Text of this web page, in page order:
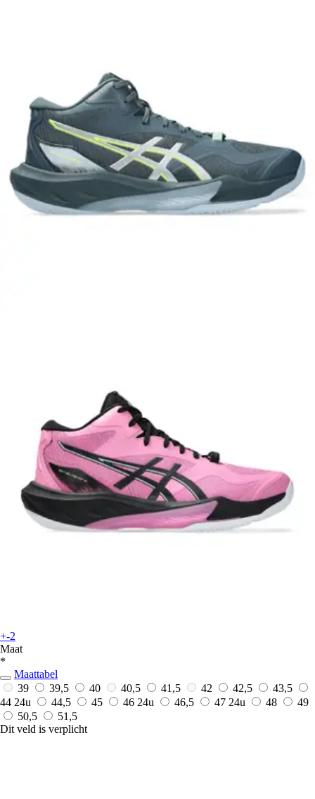
+-2
Maat
*
Maattabel
39
39,5 40 40,5 41,5 42 42,5
43,5
44 24u 44,5 45 46 24u 46,5 47 24u 48
49
50,5
51,5
Dit veld is verplicht